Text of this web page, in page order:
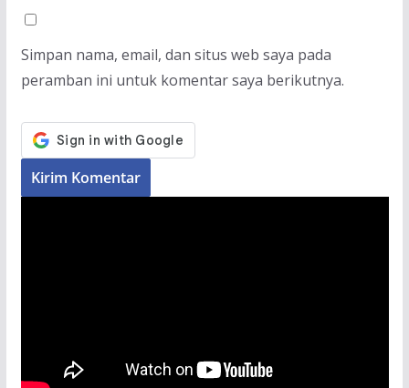
Simpan nama, email, dan situs web saya pada
peramban ini untuk komentar saya berikutnya.